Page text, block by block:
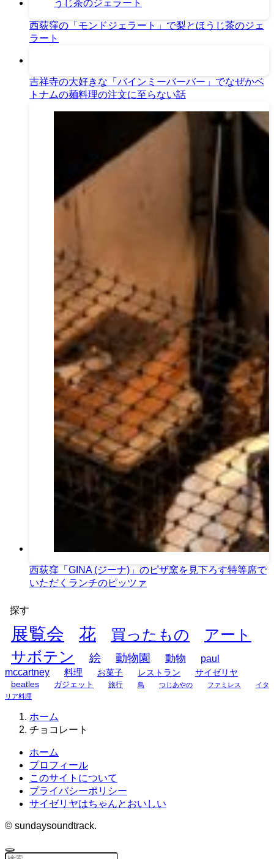
西荻窪の「モンドジェラート」で梨とほうじ茶のジェ
ラート
吉祥寺の大好きな「バインミーバーバー」でなぜかベ
トナムの麺料理の注文に至らない話
西荻窪「GINA (ジーナ)」のピザ窯を見下ろす特等席で
いただくランチのピッツァ
探す
展覧会 花 買ったもの アート
サボテン 絵 動物園 動物
paul
mccartney
料理 お菓子 レストラン サイゼリヤ
beatles ガジェット 旅行 鳥 つじあやの ファミレス
イタ
リア料理
ホーム
チョコレート
ホーム
プロフィール
このサイトについて
プライバシーポリシー
サイゼリヤはちゃんとおいしい
© sundaysoundtrack.